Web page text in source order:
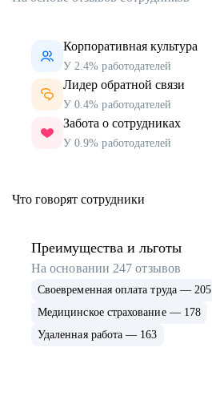
Корпоративная культура
У 2.4% работодателей
Лидер обратной связи
У 0.4% работодателей
Забота о сотрудниках
У 0.9% работодателей
Что говорят сотрудники
Преимущества и льготы
На основании 247 отзывов
Своевременная оплата труда — 205
Медицинское страхование — 178
Удаленная работа — 163